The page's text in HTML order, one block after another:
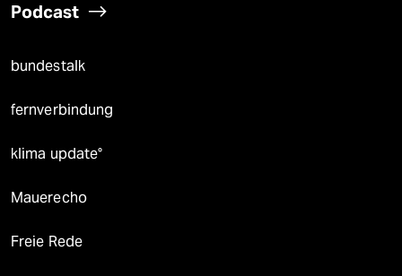
Podcast
bundestalk
fernverbindung
klima update°
Mauerecho
Freie Rede